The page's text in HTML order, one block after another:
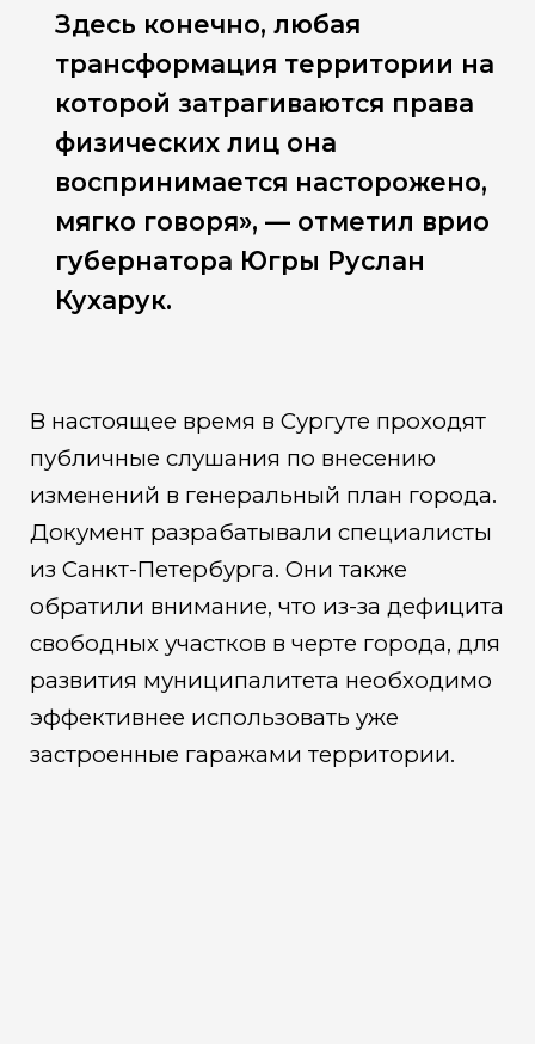
Здесь конечно, любая
трансформация территории на
которой затрагиваются права
физических лиц она
воспринимается насторожено,
мягко говоря», — отметил врио
губернатора Югры Руслан
Кухарук.
В настоящее время в Сургуте проходят
публичные слушания по внесению
изменений в генеральный план города.
Документ разрабатывали специалисты
из Санкт-Петербурга. Они также
обратили внимание, что из-за дефицита
свободных участков в черте города, для
развития муниципалитета необходимо
эффективнее использовать уже
застроенные гаражами территории.